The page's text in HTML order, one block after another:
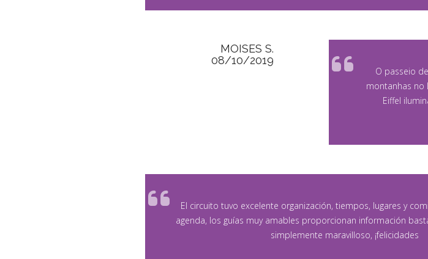
MOISES S.
08/10/2019
O passeio
montanhas no
Eiffel
El circuito tuvo excelente organización, tiempos, lugares y
agenda, los guías muy amables proporcionan información
simplemente maravilloso, ¡felicidades